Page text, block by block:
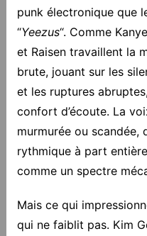
punk électronique que
“Yeezus“. Comme
et Raisen travaillent la
brute, jouant sur les
et les ruptures
confort d’écoute. La
murmurée ou scandée,
rythmique à part
comme un spectre
Mais ce qui
qui ne faiblit pas. Kim